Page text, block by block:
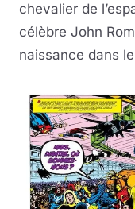
chevalier de
célèbre John
naissance dans